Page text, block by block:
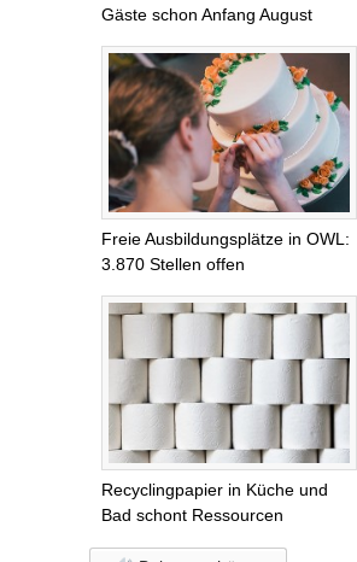
Gäste schon Anfang August
Freie Ausbildungsplätze in OWL:
3.870 Stellen offen
Recyclingpapier in Küche und
Bad schont Ressourcen